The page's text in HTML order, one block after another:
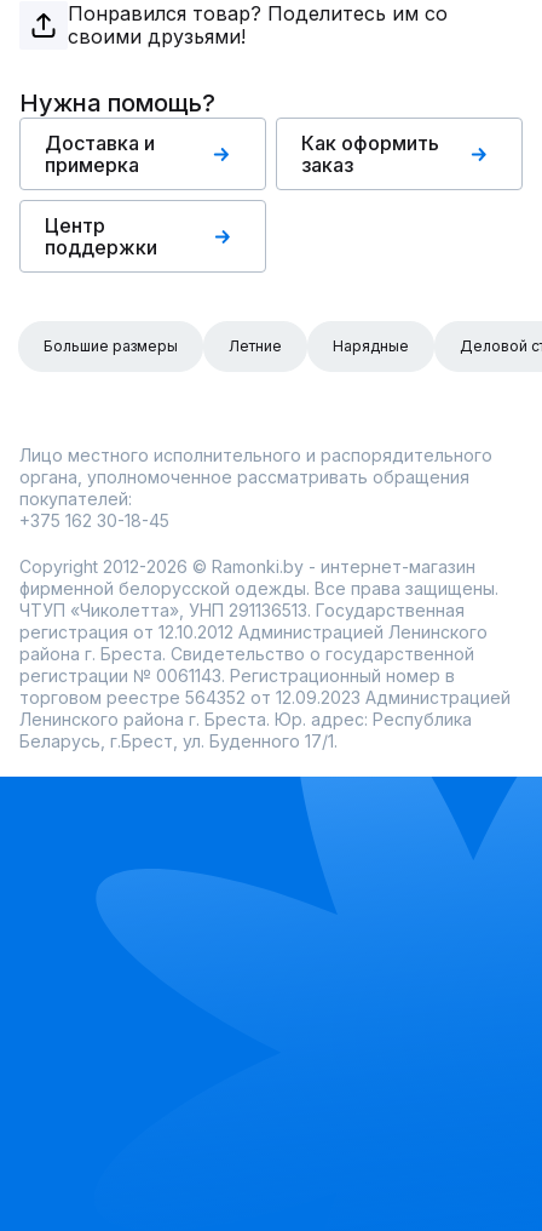
Понравился товар? Поделитесь им со
своими друзьями!
Нужна помощь?
Доставка и
примерка
Как оформить
заказ
Центр
поддержки
Большие размеры Летние Нарядные Деловой
Лицо местного исполнительного и распорядительного
органа, уполномоченное рассматривать обращения
покупателей:
+375 162 30-18-45
Copyright 2012-2026 © Ramonki.by - интернет-магазин
фирменной белорусской одежды. Все права защищены.
ЧТУП «Чиколетта», УНП 291136513. Государственная
регистрация от 12.10.2012 Администрацией Ленинского
района г. Бреста. Свидетельство о государственной
регистрации № 0061143. Регистрационный номер в
торговом реестре 564352 от 12.09.2023 Администрацией
Ленинского района г. Бреста. Юр. адрес: Республика
Беларусь, г.Брест, ул. Буденного 17/1.